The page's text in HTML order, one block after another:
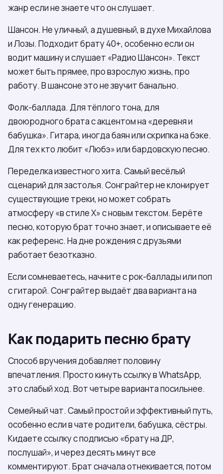
жанр если не знаете что он слушает.
Шансон. Не уличный, а душевный, в духе Михайлова
и Лозы. Подходит брату 40+, особенно если он
водит машину и слушает «Радио Шансон». Текст
может быть прямее, про взрослую жизнь, про
работу. В шансоне это не звучит банально.
Фолк-баллада. Для тёплого тона, для
двоюродного брата с акцентом на «деревня и
бабушка». Гитара, иногда баян или скрипка на бэке.
Для тех кто любит «Любэ» или бардовскую песню.
Переделка известного хита. Самый весёлый
сценарий для застолья. Сонграйтер не клонирует
существующие треки, но может собрать
атмосферу «в стиле X» с новым текстом. Берёте
песню, которую брат точно знает, и описываете её
как референс. На дне рождения с друзьями
работает безотказно.
Если сомневаетесь, начните с рок-баллады или поп
с гитарой. Сонграйтер выдаёт два варианта на
одну генерацию.
Как подарить песню брату
Способ вручения добавляет половину
впечатления. Просто кинуть ссылку в WhatsApp,
это слабый ход. Вот четыре варианта посильнее.
Семейный чат. Самый простой и эффективный путь,
особенно если в чате родители, бабушка, сёстры.
Кидаете ссылку с подписью «брату на ДР,
послушай», и через десять минут все
комментируют. Брат сначала отнекивается, потом